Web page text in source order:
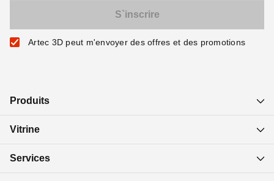
Artec 3D peut m'envoyer des offres et des promotions
Produits
Vitrine
Services